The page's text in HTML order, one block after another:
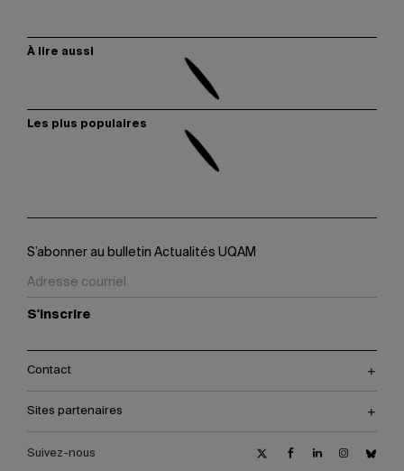
À lire aussi
Les plus populaires
S’abonner au bulletin Actualités UQAM
S'inscrire
Contact
Sites partenaires
Suivez-nous